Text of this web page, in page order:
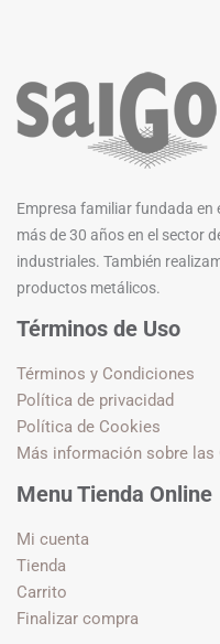
Empresa familiar fundada en
más de 30 años en el sector
industriales. También
productos metálicos.
Términos de Uso
Términos y Condiciones
Política de privacidad
Política de Cookies
Más información sobre las
Menu Tienda Online
Mi cuenta
Tienda
Carrito
Finalizar compra